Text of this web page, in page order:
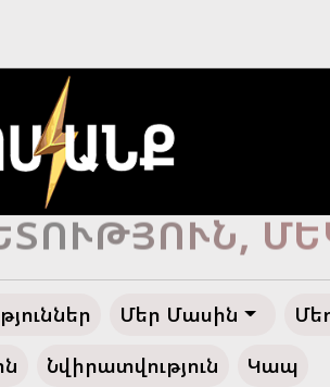
Մեր Մասին
Նվիրատվություն Կապ